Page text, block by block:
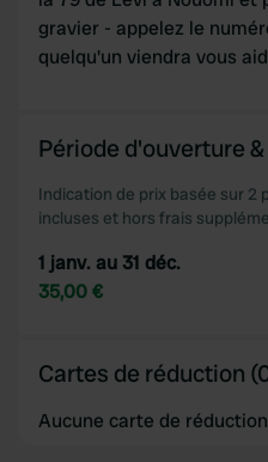
may combine it with other
provided to them or that
of their services.
gravier - appelez le
quelqu'un viendra vous
Période d'ouverture
Indication de prix basée sur 2
incluses et hors frais
1 janv. au 31 déc.
35,00 €
Cartes de réduction
Aucune carte de